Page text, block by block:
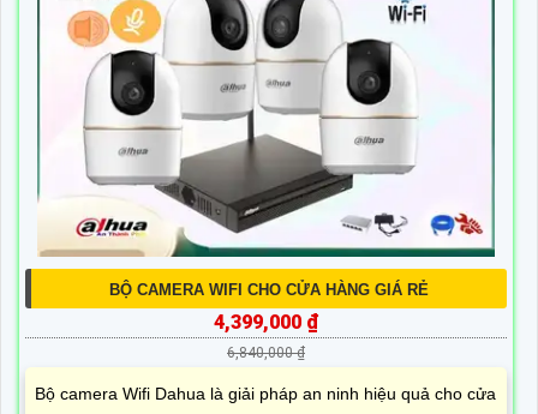
BỘ CAMERA WIFI CHO CỬA HÀNG GIÁ RẺ
4,399,000 ₫
6,840,000 ₫
Bộ camera Wifi Dahua là giải pháp an ninh hiệu quả cho cửa